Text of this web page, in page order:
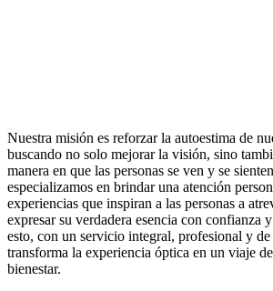
Nuestra misión es reforzar la autoestima de
buscando no solo mejorar la visión, sino
manera en que las personas se ven y se
especializamos en brindar una atención
experiencias que inspiran a las personas a
expresar su verdadera esencia con confianza
esto, con un servicio integral, profesional y
transforma la experiencia óptica en un viaje
bienestar.